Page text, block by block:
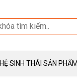
HỆ SINH THÁI SẢN PHẨM